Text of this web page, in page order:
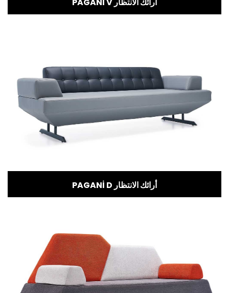
PAGANI V أرائك الانتظار
PAGANİ D أرائك الانتظار